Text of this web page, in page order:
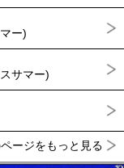
ー)
サマー)
ージをもっと見る